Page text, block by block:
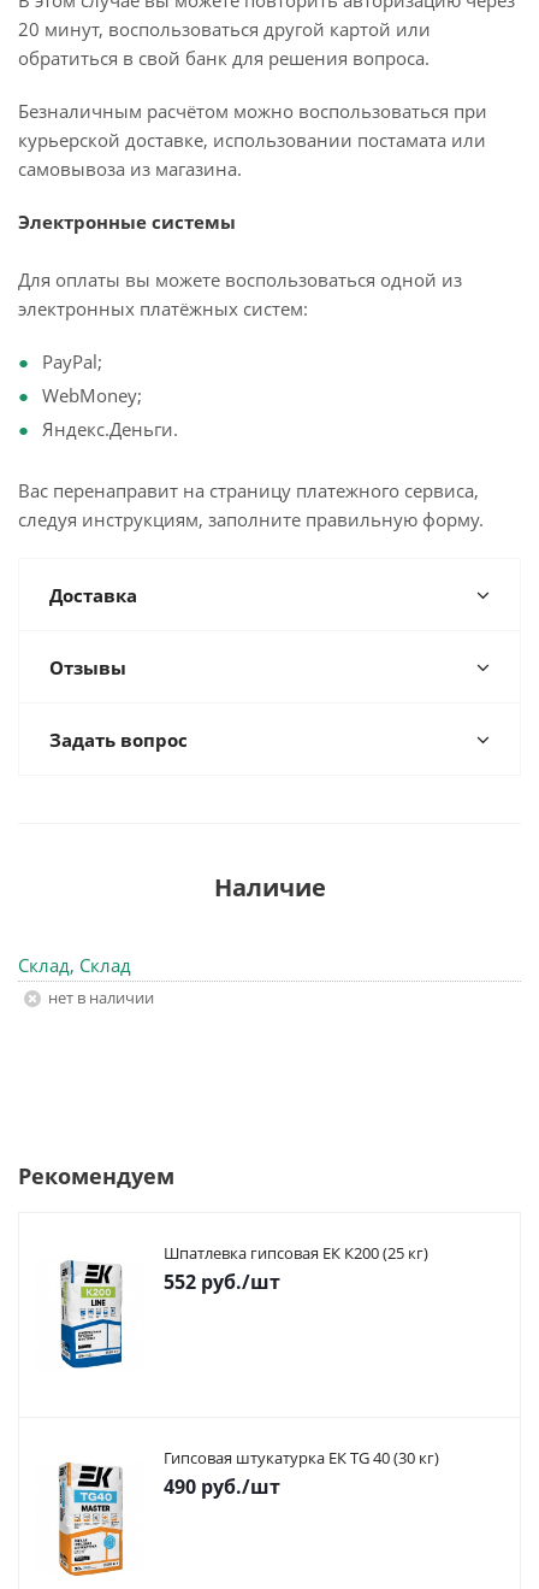
20 минут, воспользоваться другой картой или
обратиться в свой банк для решения вопроса.
Безналичным расчётом можно воспользоваться при
курьерской доставке, использовании постамата или
самовывоза из магазина.
Электронные системы
Для оплаты вы можете воспользоваться одной из
электронных платёжных систем:
PayPal;
WebMoney;
Яндекс.Деньги.
Вас перенаправит на страницу платежного сервиса,
следуя инструкциям, заполните правильную форму.
Доставка
Отзывы
Задать вопрос
Наличие
Склад, Склад
Нет в наличии
Рекомендуем
Шпатлевка гипсовая ЕК К200 (25 кг)
552 руб./шт
Гипсовая штукатурка ЕК TG 40 (30 кг)
490 руб./шт